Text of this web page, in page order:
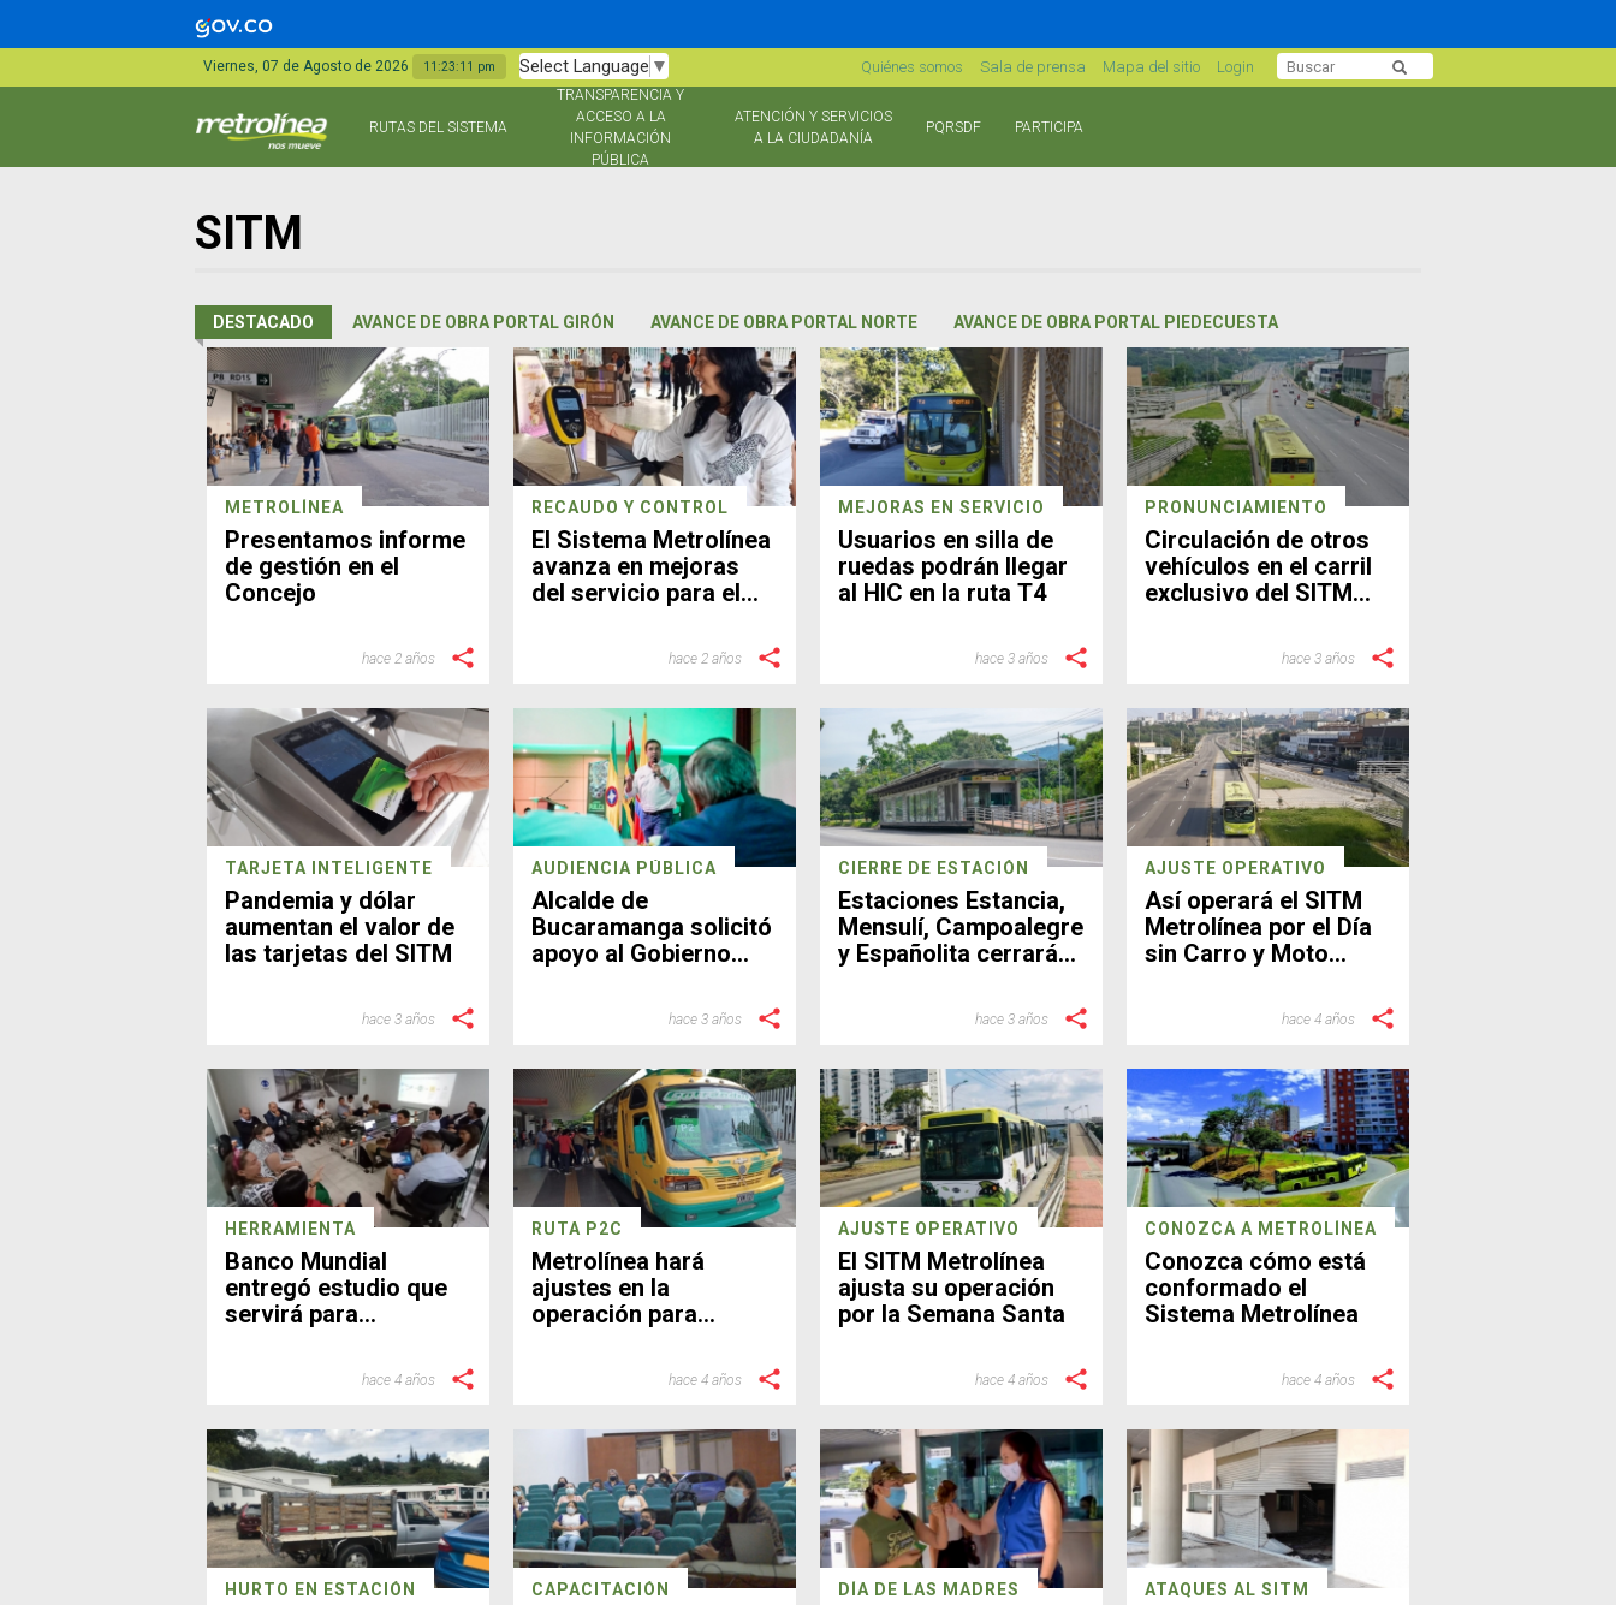
Viernes, 07 de Agosto de 2026 11:23:12 pm Select Language ▼ Quiénes somos Sala de prensa Mapa del sitio Login
RUTAS DEL SISTEMA
TRANSPARENCIA Y
ACCESO A LA
INFORMACIÓN
PÚBLICA
ATENCIÓN Y SERVICIOS
A LA CIUDADANÍA
PQRSDF PARTICIPA
SITM
DESTACADO AVANCE DE OBRA PORTAL GIRÓN AVANCE DE OBRA PORTAL NORTE AVANCE DE OBRA PORTAL PIEDECUESTA
METROLÍNEA
Presentamos informe
de gestión en el
Concejo
hace 2 años
RECAUDO Y CONTROL
El Sistema Metrolínea
avanza en mejoras
del servicio para el
hace 2 años
MEJORAS EN SERVICIO
Usuarios en silla de
ruedas podrán llegar
al HIC en la ruta T4
hace 3 años
PRONUNCIAMIENTO
Circulación de otros
vehículos en el carril
exclusivo del SITM
hace 3 años
TARJETA INTELIGENTE
Pandemia y dólar
aumentan el valor de
las tarjetas del SITM
hace 3 años
AUDIENCIA PÚBLICA
Alcalde de
Bucaramanga solicitó
apoyo al Gobierno
hace 3 años
CIERRE DE ESTACIÓN
Estaciones Estancia,
Mensulí, Campoalegre
y Españolita cerrarán
hace 3 años
AJUSTE OPERATIVO
Así operará el SITM
Metrolínea por el Día
sin Carro y Moto
hace 4 años
HERRAMIENTA
Banco Mundial
entregó estudio que
servirá para
Bucaramanga y el
hace 4 años
RUTA P2C
Metrolínea hará
ajustes en la
operación para
hace 4 años
AJUSTE OPERATIVO
El SITM Metrolínea
ajusta su operación
por la Semana Santa
hace 4 años
CONOZCA A METROLÍNEA
Conozca cómo está
conformado el
Sistema Metrolínea
hace 4 años
HURTO EN ESTACIÓN CAPACITACIÓN DÍA DE LAS MADRES ATAQUES AL SITM